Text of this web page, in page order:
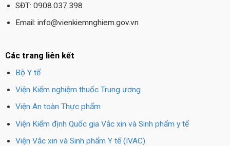
SĐT: 0908.037.398
Email: info@vienkiemnghiem.gov.vn
Các trang liên kết
Bộ Y tế
Viện Kiểm nghiệm thuốc Trung ương
Viện An toàn Thực phẩm
Viện Kiểm định Quốc gia Vắc xin và Sinh phẩm y tế
Viện Vắc xin và Sinh phẩm Y tế (IVAC)